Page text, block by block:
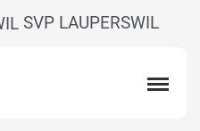
SVP LAUPERSWIL